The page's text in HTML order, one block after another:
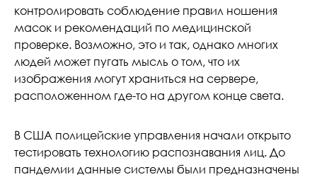
контролировать соблюдение правил ношения
масок и рекомендаций по медицинской
проверке. Возможно, это и так, однако многих
людей может пугать мысль о том, что их
изображения могут храниться на сервере,
расположенном где-то на другом конце света.
В США полицейские управления начали открыто
тестировать технологию распознавания лиц. До
пандемии данные системы были предназначены